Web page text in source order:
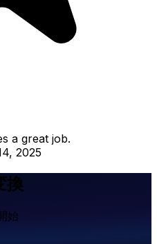
a great job.
2025
換
始